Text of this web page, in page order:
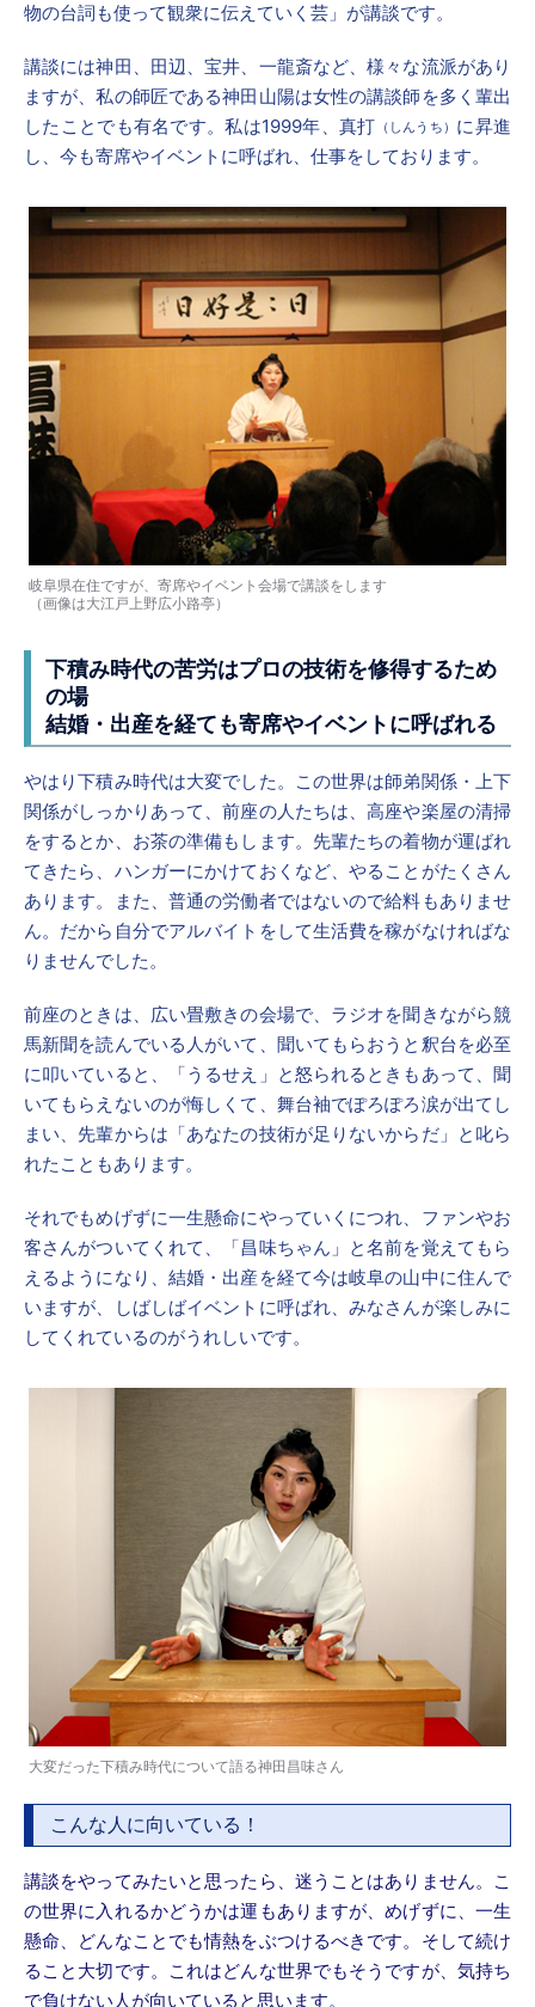
物の台詞も使って観衆に伝えていく芸」が講談です。
講談には神田、田辺、宝井、一龍斎など、様々な流派があり
ますが、私の師匠である神田山陽は女性の講談師を多く輩出
したことでも有名です。私は1999年、真打 （しんうち） に昇進
し、今も寄席やイベントに呼ばれ、仕事をしております。
岐阜県在住ですが、寄席やイベント会場で講談をします
（画像は大江戸上野広小路亭）
下積み時代の苦労はプロの技術を修得するため
の場
結婚・出産を経ても寄席やイベントに呼ばれる
やはり下積み時代は大変でした。この世界は師弟関係・上下
関係がしっかりあって、前座の人たちは、高座や楽屋の清掃
をするとか、お茶の準備もします。先輩たちの着物が運ばれ
てきたら、ハンガーにかけておくなど、やることがたくさん
あります。また、普通の労働者ではないので給料もありませ
ん。だから自分でアルバイトをして生活費を稼がなければな
りませんでした。
前座のときは、広い畳敷きの会場で、ラジオを聞きながら競
馬新聞を読んでいる人がいて、聞いてもらおうと釈台を必至
に叩いていると、「うるせえ」と怒られるときもあって、聞
いてもらえないのが悔しくて、舞台袖でぽろぽろ涙が出てし
まい、先輩からは「あなたの技術が足りないからだ」と叱ら
れたこともあります。
それでもめげずに一生懸命にやっていくにつれ、ファンやお
客さんがついてくれて、「昌味ちゃん」と名前を覚えてもら
えるようになり、結婚・出産を経て今は岐阜の山中に住んで
いますが、しばしばイベントに呼ばれ、みなさんが楽しみに
してくれているのがうれしいです。
大変だった下積み時代について語る神田昌味さん
こんな人に向いている！
講談をやってみたいと思ったら、迷うことはありません。こ
の世界に入れるかどうかは運もありますが、めげずに、一生
懸命、どんなことでも情熱をぶつけるべきです。そして続け
ること大切です。これはどんな世界でもそうですが、気持ち
で負けない人が向いていると思います。